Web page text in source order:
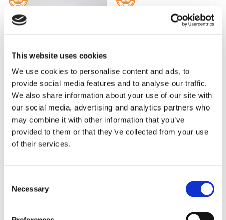
This website uses cookies
We use cookies to personalise content and ads, to
provide social media features and to analyse our traffic.
We also share information about your use of our site with
our social media, advertising and analytics partners who
may combine it with other information that you’ve
provided to them or that they’ve collected from your use
of their services.
Selection
Necessary
ZEN VALFRI TUNN
FUTONMADRASS
FRÅN FUTONWERK
3 999kr
YASUMI SHIATSU-
MADRASS I VALFRI
STORLEK FRÅN
FUTONWERK